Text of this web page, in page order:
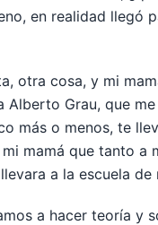
en realidad llegó
otra cosa, y mi
Grau, que
más o menos, te
mamá que tanto a
a la escuela de
a hacer teoría y